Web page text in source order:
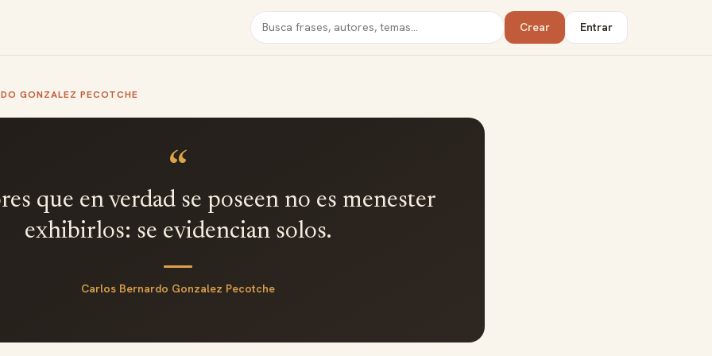
Buscar Crear Entrar
GONZALEZ PECOTCHE
“
que en verdad se poseen no es menester
exhibirlos: se evidencian solos.
Carlos Bernardo Gonzalez Pecotche